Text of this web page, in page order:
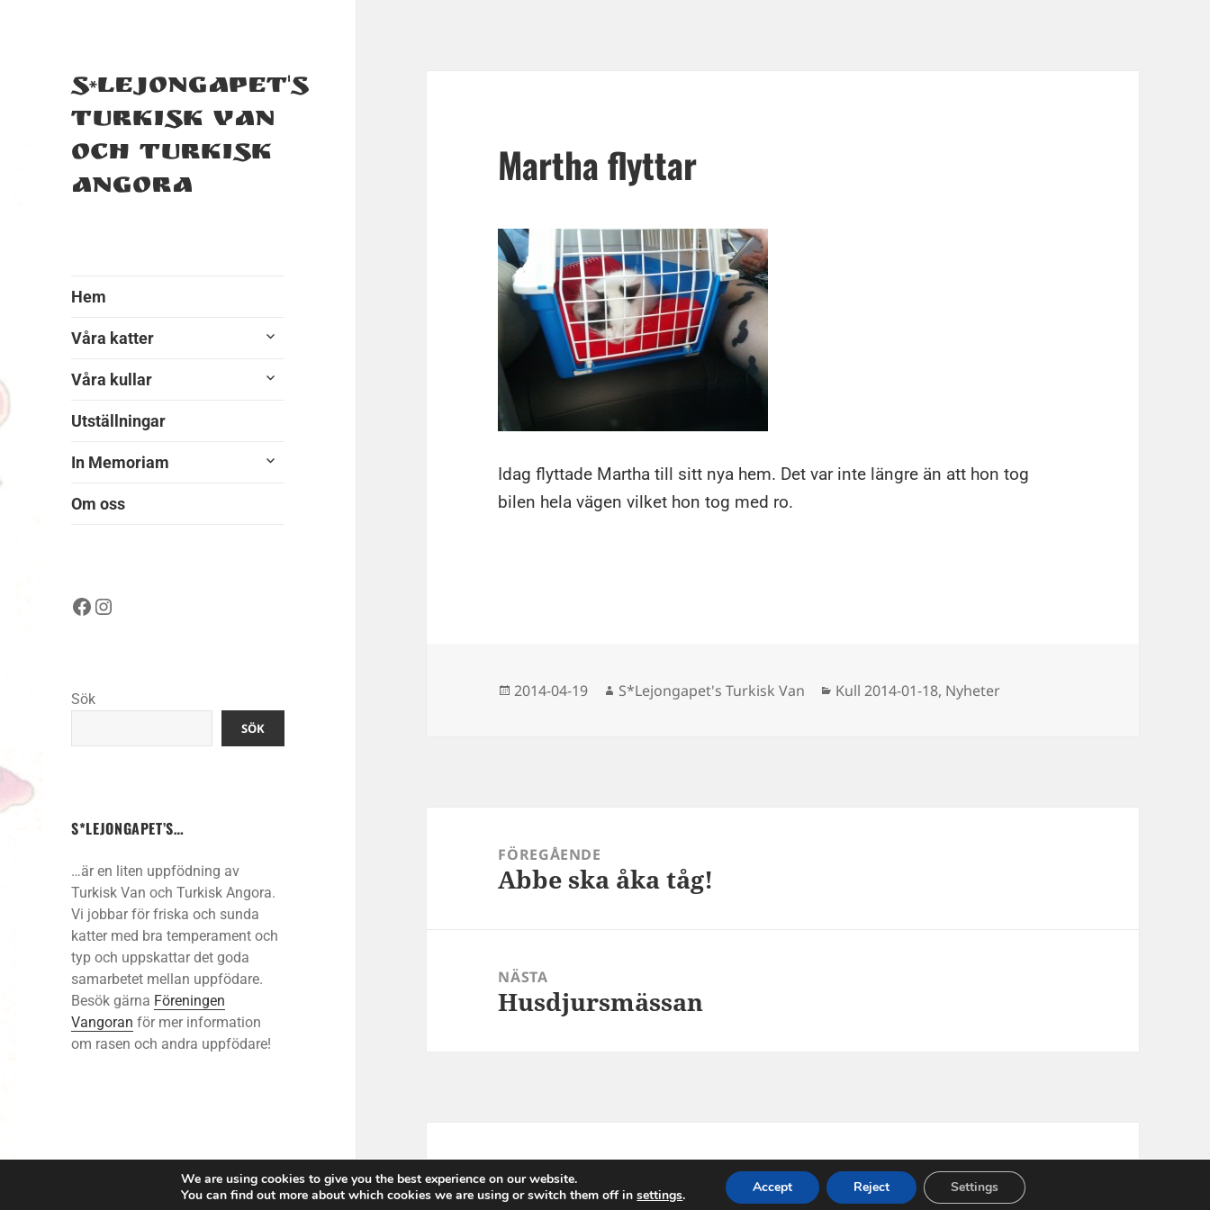
S*Lejongapet's
Turkisk Van
och Turkisk
Angora
Hem
Våra katter
expandera
Våra kullar
expandera
Utställningar
In Memoriam
expandera
Om oss
Facebook
Instagram
Sök
SÖK
S*LEJONGAPET’S…
…är en liten uppfödning av
Turkisk Van och Turkisk Angora.
Vi jobbar för friska och sunda
katter med bra temperament och
typ och uppskattar det goda
samarbetet mellan uppfödare.
Besök gärna Föreningen
Vangoran för mer information
om rasen och andra uppfödare!
Martha flyttar
Idag flyttade Martha till sitt nya hem. Det var inte längre än att hon tog
bilen hela vägen vilket hon tog med ro.
Postat
2014-04-19 Författare
S*Lejongapet's Turkisk Van Kategorier
Kull 2014-01-18, Nyheter
FÖREGÅENDE
Föregående
Abbe ska åka tåg!
NÄSTA
Nästa
Husdjursmässan
We are using cookies to give you the best experience on our website.
You can find out more about which cookies we are using or switch them off insettings. Accept Reject Settings